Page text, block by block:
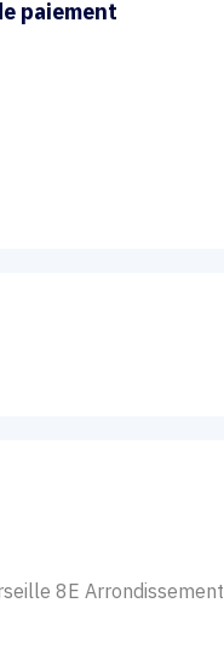
paiement
8E Arrondissement